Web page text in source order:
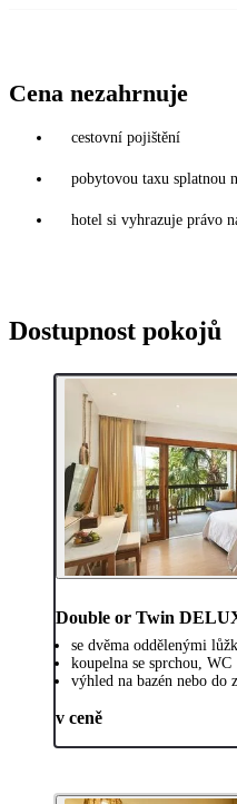
Cena nezahrnuje
cestovní pojištění
pobytovou taxu splatnou
hotel si vyhrazuje právo
Dostupnost pokojů
Double or Twin
se dvěma oddělenými
koupelna se sprchou, WC
výhled na bazén nebo do
v ceně